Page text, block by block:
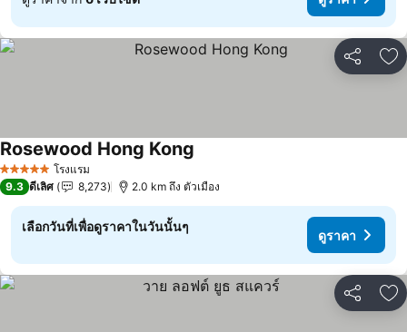
แชร์ เ
5 ดาว โรงแรม
Rosewood Hong Kong
9.3 ดีเลิศ 8,273 2.0 km ถึง ตัวเมือง
เลือกวันที่เพื่อดูราคาในวันนั้นๆ
ดูราคา
แชร์ เ